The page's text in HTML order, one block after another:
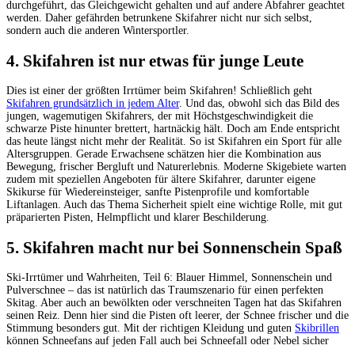
durchgeführt, das Gleichgewicht gehalten und auf andere Abfahrer geachtet
werden. Daher gefährden betrunkene Skifahrer nicht nur sich selbst,
sondern auch die anderen Wintersportler.
4. Skifahren ist nur etwas für junge Leute
Dies ist einer der größten Irrtümer beim Skifahren! Schließlich geht
Skifahren grundsätzlich in jedem Alter. Und das, obwohl sich das Bild des
jungen, wagemutigen Skifahrers, der mit Höchstgeschwindigkeit die
schwarze Piste hinunter brettert, hartnäckig hält. Doch am Ende entspricht
das heute längst nicht mehr der Realität. So ist Skifahren ein Sport für alle
Altersgruppen. Gerade Erwachsene schätzen hier die Kombination aus
Bewegung, frischer Bergluft und Naturerlebnis. Moderne Skigebiete warten
zudem mit speziellen Angeboten für ältere Skifahrer, darunter eigene
Skikurse für Wiedereinsteiger, sanfte Pistenprofile und komfortable
Liftanlagen. Auch das Thema Sicherheit spielt eine wichtige Rolle, mit gut
präparierten Pisten, Helmpflicht und klarer Beschilderung.
5. Skifahren macht nur bei Sonnenschein Spaß
Ski-Irrtümer und Wahrheiten, Teil 6: Blauer Himmel, Sonnenschein und
Pulverschnee – das ist natürlich das Traumszenario für einen perfekten
Skitag. Aber auch an bewölkten oder verschneiten Tagen hat das Skifahren
seinen Reiz. Denn hier sind die Pisten oft leerer, der Schnee frischer und die
Stimmung besonders gut. Mit der richtigen Kleidung und guten Skibrillen
können Schneefans auf jeden Fall auch bei Schneefall oder Nebel sicher